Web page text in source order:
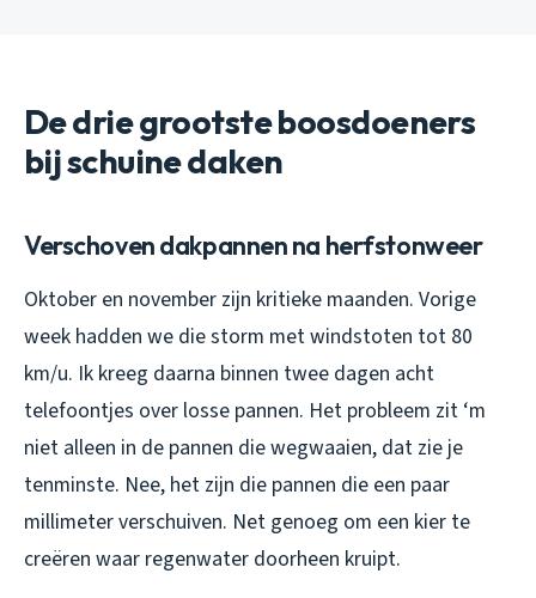
De drie grootste boosdoeners
bij schuine daken
Verschoven dakpannen na herfstonweer
Oktober en november zijn kritieke maanden. Vorige
week hadden we die storm met windstoten tot 80
km/u. Ik kreeg daarna binnen twee dagen acht
telefoontjes over losse pannen. Het probleem zit ‘m
niet alleen in de pannen die wegwaaien, dat zie je
tenminste. Nee, het zijn die pannen die een paar
millimeter verschuiven. Net genoeg om een kier te
creëren waar regenwater doorheen kruipt.